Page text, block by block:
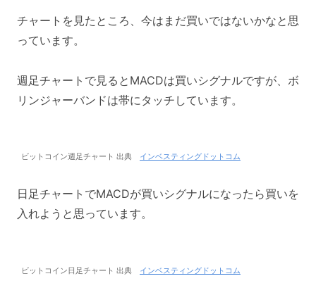
チャートを見たところ、今はまだ買いではないかなと思
っています。
週足チャートで見るとMACDは買いシグナルですが、ボ
リンジャーバンドは帯にタッチしています。
ビットコイン週足チャート 出典 インベスティングドットコム
日足チャートでMACDが買いシグナルになったら買いを
入れようと思っています。
ビットコイン日足チャート 出典 インベスティングドットコム